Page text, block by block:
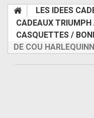
LES IDEES
CADEAUX TRIUMPH
CASQUETTES /
DE COU